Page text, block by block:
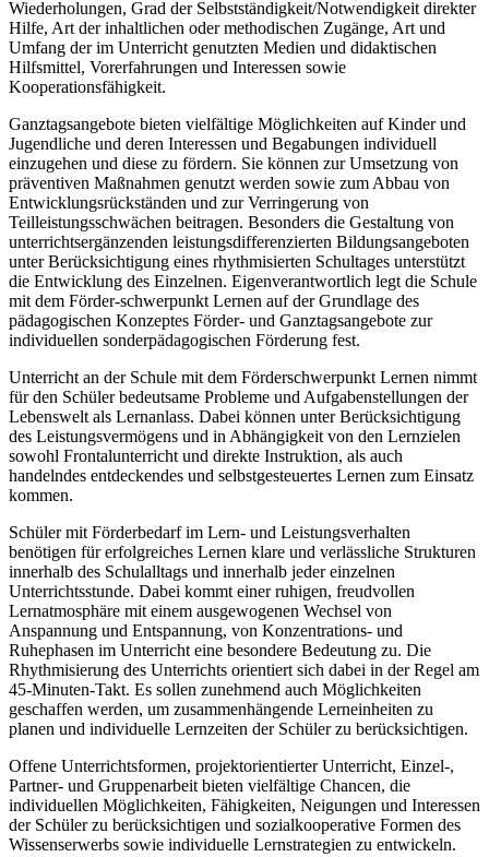
Wiederholungen, Grad der Selbstständigkeit/Notwendigkeit direkter
Hilfe, Art der inhaltlichen oder methodischen Zugänge, Art und
Umfang der im Unterricht genutzten Medien und didaktischen
Hilfsmittel, Vorerfahrungen und Interessen sowie
Kooperationsfähigkeit.
Ganztagsangebote bieten vielfältige Möglichkeiten auf Kinder und
Jugendliche und deren Interessen und Begabungen individuell
einzugehen und diese zu fördern. Sie können zur Umsetzung von
präventiven Maßnahmen genutzt werden sowie zum Abbau von
Entwicklungsrückständen und zur Verringerung von
Teilleistungsschwächen beitragen. Besonders die Gestaltung von
unterrichtsergänzenden leistungsdifferenzierten Bildungsangeboten
unter Berücksichtigung eines rhythmisierten Schultages unterstützt
die Entwicklung des Einzelnen. Eigenverantwortlich legt die Schule
mit dem Förder-schwerpunkt Lernen auf der Grundlage des
pädagogischen Konzeptes Förder- und Ganztagsangebote zur
individuellen sonderpädagogischen Förderung fest.
Unterricht an der Schule mit dem Förderschwerpunkt Lernen nimmt
für den Schüler bedeutsame Probleme und Aufgabenstellungen der
Lebenswelt als Lernanlass. Dabei können unter Berücksichtigung
des Leistungsvermögens und in Abhängigkeit von den Lernzielen
sowohl Frontalunterricht und direkte Instruktion, als auch
handelndes entdeckendes und selbstgesteuertes Lernen zum Einsatz
kommen.
Schüler mit Förderbedarf im Lern- und Leistungsverhalten
benötigen für erfolgreiches Lernen klare und verlässliche Strukturen
innerhalb des Schulalltags und innerhalb jeder einzelnen
Unterrichtsstunde. Dabei kommt einer ruhigen, freudvollen
Lernatmosphäre mit einem ausgewogenen Wechsel von
Anspannung und Entspannung, von Konzentrations- und
Ruhephasen im Unterricht eine besondere Bedeutung zu. Die
Rhythmisierung des Unterrichts orientiert sich dabei in der Regel am
45-Minuten-Takt. Es sollen zunehmend auch Möglichkeiten
geschaffen werden, um zusammenhängende Lerneinheiten zu
planen und individuelle Lernzeiten der Schüler zu berücksichtigen.
Offene Unterrichtsformen, projektorientierter Unterricht, Einzel-,
Partner- und Gruppenarbeit bieten vielfältige Chancen, die
individuellen Möglichkeiten, Fähigkeiten, Neigungen und Interessen
der Schüler zu berücksichtigen und sozialkooperative Formen des
Wissenserwerbs sowie individuelle Lernstrategien zu entwickeln.